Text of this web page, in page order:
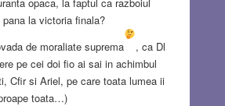
la victoria finala?
de moraliate suprema
, ca Dl
pe cei doi fio ai sai in achimbul
Cfir si Ariel, pe care toata lumea ii
toata…)